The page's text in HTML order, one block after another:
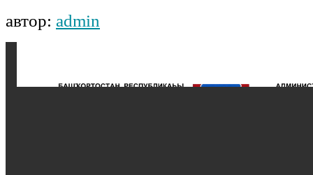
автор: admin